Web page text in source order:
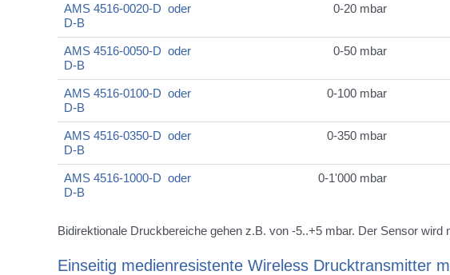
AMS 4516-0020-D oder
D-B
0-20 mbar
AMS 4516-0050-D oder
D-B
0-50 mbar
AMS 4516-0100-D oder
D-B
0-100 mbar
AMS 4516-0350-D oder
D-B
0-350 mbar
AMS 4516-1000-D oder
D-B
0-1'000 mbar
Bidirektionale Druckbereiche gehen z.B. von -5..+5 mbar. Der Sensor
Einseitig medienresistente Wireless Drucktransmitter